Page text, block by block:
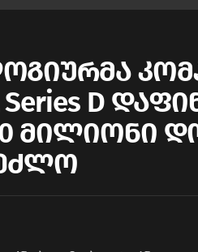
Series D
მილიონი